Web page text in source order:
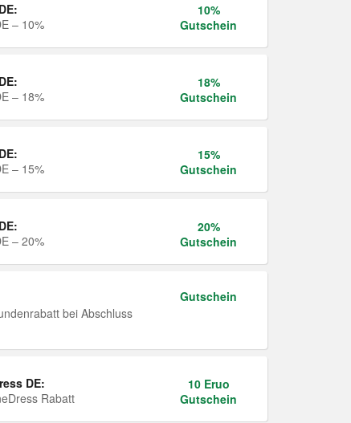
– 10%
10%
Gutschein
– 18%
18%
Gutschein
– 15%
15%
Gutschein
– 20%
20%
Gutschein
bei Abschluss
Gutschein
DE:
Rabatt
10 Eruo
Gutschein